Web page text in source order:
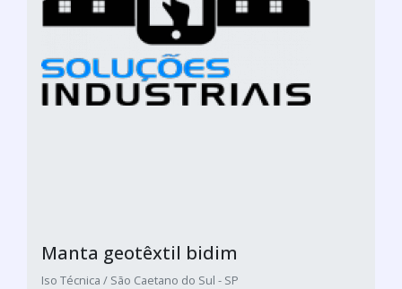
Manta geotêxtil bidim
Iso Técnica / São Caetano do Sul - SP